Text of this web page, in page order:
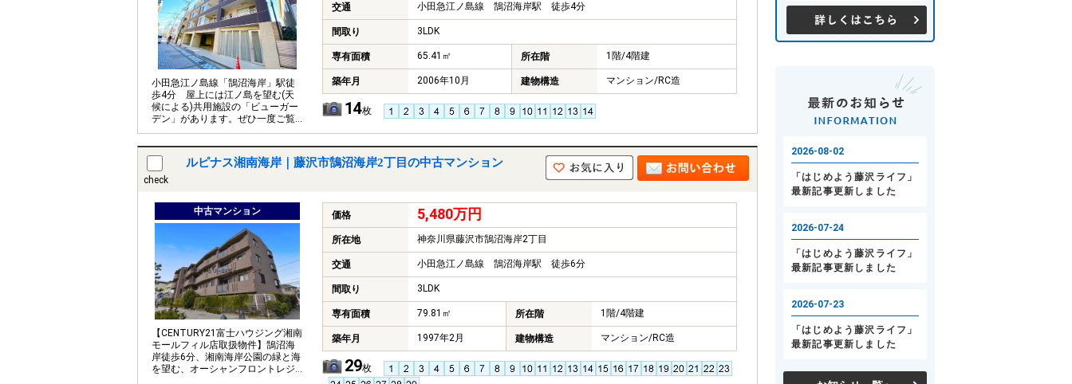
小田急江ノ島線「鵠沼海岸」駅徒
歩4分 屋上には江ノ島を望む(天
候による)共用施設の「ビューガー
デン」があります。ぜひ一度ご覧
ください。
交通 小田急江ノ島線 鵠沼海岸駅 徒歩4分
間取り 3LDK
専有面積 65.41㎡ 所在階 1階/4階建
築年月 2006年10月 建物構造 マンション/RC造
14枚
check
ルピナス湘南海岸｜藤沢市鵠沼海岸2丁目の中古マンション
中古マンション
【CENTURY21富士ハウジング湘南
モールフィル店取扱物件】鵠沼海
岸徒歩6分、湘南海岸公園の緑と海
を望む、オーシャンフロントレジ
価格 5,480万円
所在地 神奈川県藤沢市鵠沼海岸2丁目
交通 小田急江ノ島線 鵠沼海岸駅 徒歩6分
間取り 3LDK
専有面積 79.81㎡ 所在階 1階/4階建
築年月 1997年2月 建物構造 マンション/RC造
29枚